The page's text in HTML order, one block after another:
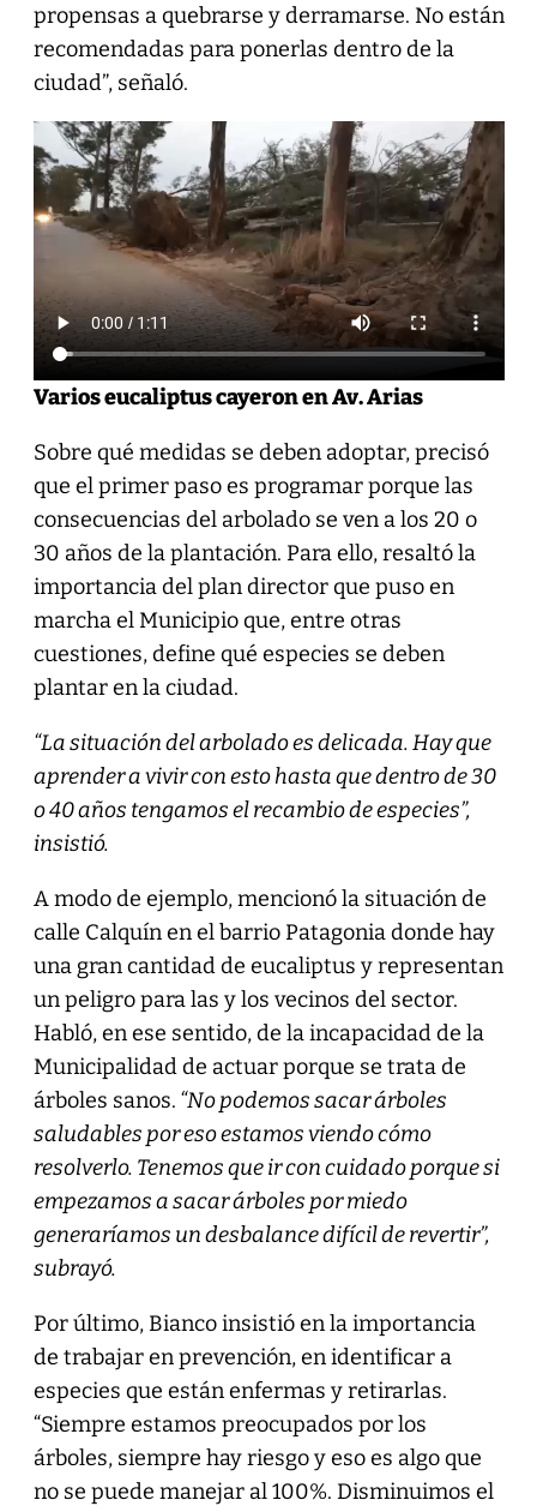
propensas a quebrarse y derramarse. No están
recomendadas para ponerlas dentro de la
ciudad”, señaló.
Varios eucaliptus cayeron en Av. Arias
Sobre qué medidas se deben adoptar, precisó
que el primer paso es programar porque las
consecuencias del arbolado se ven a los 20 o
30 años de la plantación. Para ello, resaltó la
importancia del plan director que puso en
marcha el Municipio que, entre otras
cuestiones, define qué especies se deben
plantar en la ciudad.
“La situación del arbolado es delicada. Hay que
aprender a vivir con esto hasta que dentro de 30
o 40 años tengamos el recambio de especies”,
insistió.
A modo de ejemplo, mencionó la situación de
calle Calquín en el barrio Patagonia donde hay
una gran cantidad de eucaliptus y representan
un peligro para las y los vecinos del sector.
Habló, en ese sentido, de la incapacidad de la
Municipalidad de actuar porque se trata de
árboles sanos. “No podemos sacar árboles
saludables por eso estamos viendo cómo
resolverlo. Tenemos que ir con cuidado porque si
empezamos a sacar árboles por miedo
generaríamos un desbalance difícil de revertir”,
subrayó.
Por último, Bianco insistió en la importancia
de trabajar en prevención, en identificar a
especies que están enfermas y retirarlas.
“Siempre estamos preocupados por los
árboles, siempre hay riesgo y eso es algo que
no se puede manejar al 100%. Disminuimos el